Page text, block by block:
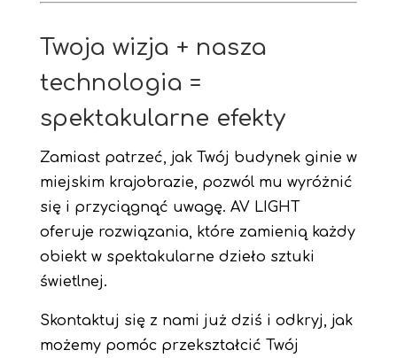
Twoja wizja + nasza
technologia =
spektakularne efekty
Zamiast patrzeć, jak Twój budynek ginie w
miejskim krajobrazie, pozwól mu wyróżnić
się i przyciągnąć uwagę. AV LIGHT
oferuje rozwiązania, które zamienią każdy
obiekt w spektakularne dzieło sztuki
świetlnej.
Skontaktuj się z nami już dziś i odkryj, jak
możemy pomóc przekształcić Twój